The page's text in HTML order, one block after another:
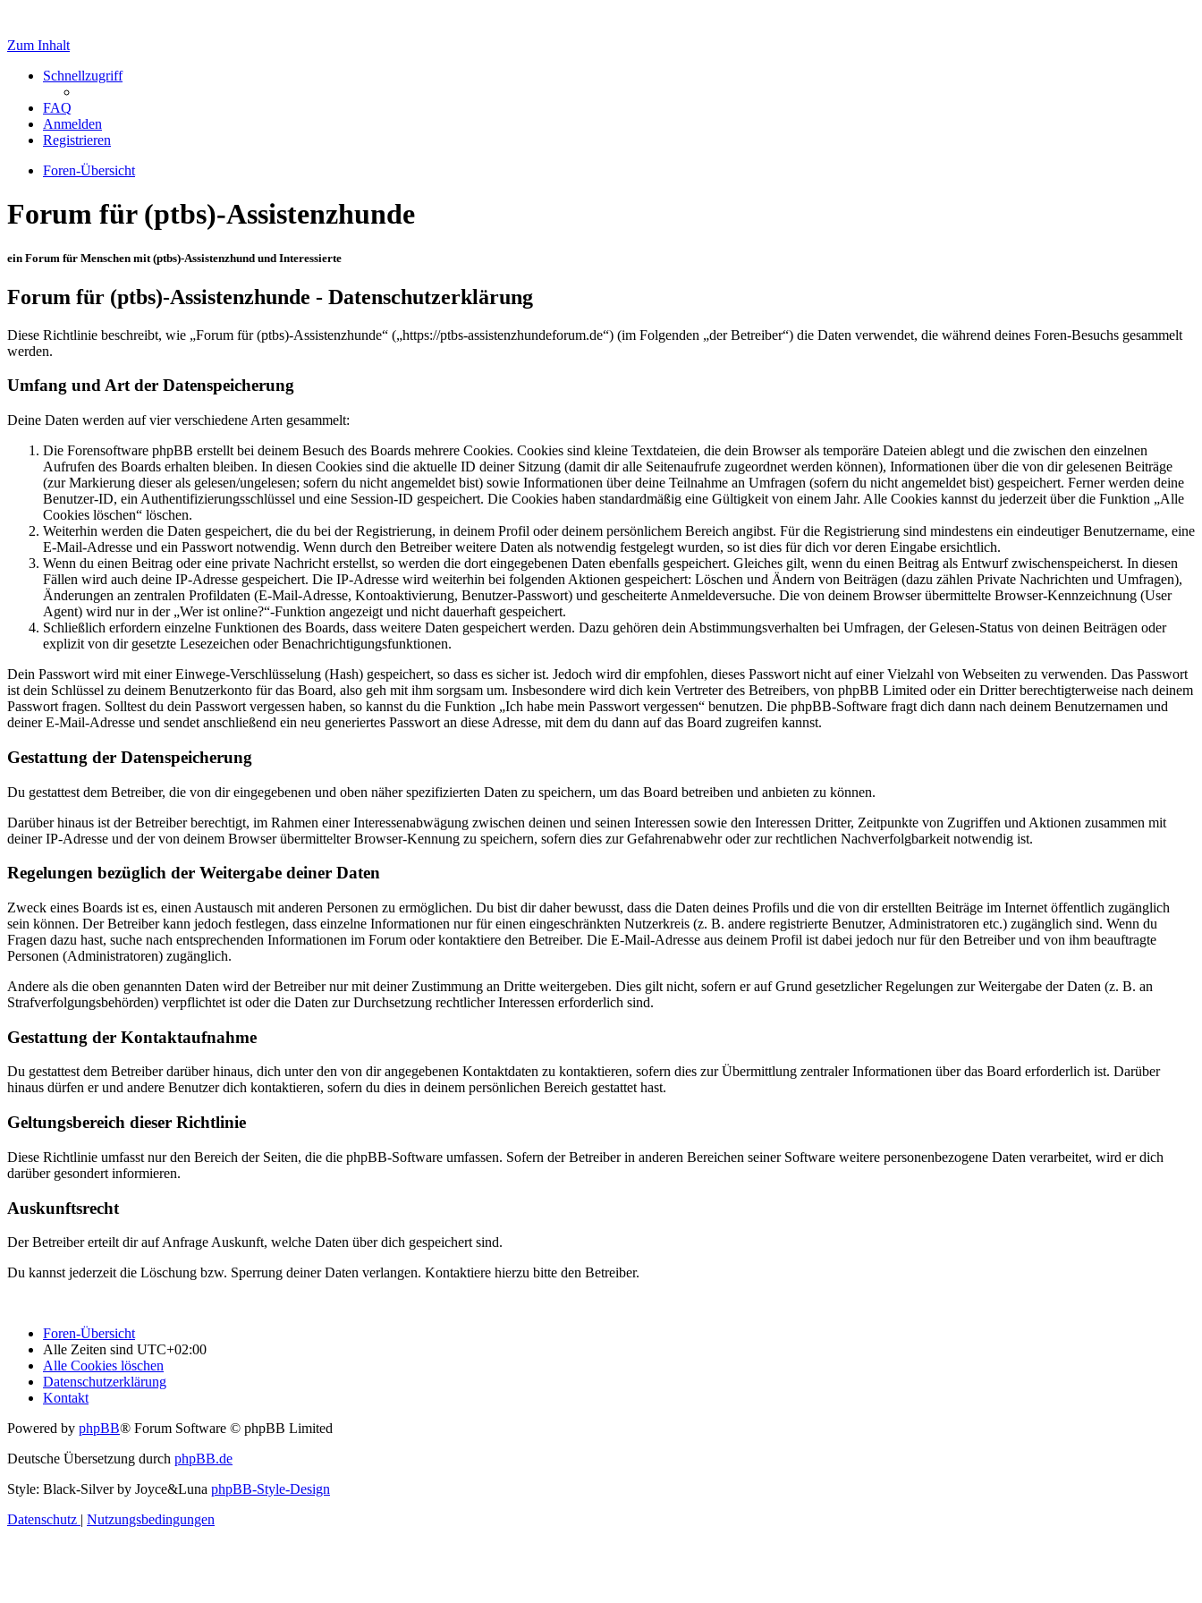
Zum Inhalt
Schnellzugriff
FAQ
Anmelden
Registrieren
Foren-Übersicht
Forum für (ptbs)-Assistenzhunde
ein Forum für Menschen mit (ptbs)-Assistenzhund und Interessierte
Forum für (ptbs)-Assistenzhunde - Datenschutzerklärung
Diese Richtlinie beschreibt, wie „Forum für (ptbs)-Assistenzhunde“ („https://ptbs-assistenzhundeforum.de“) (im Folgenden „der Betreiber“) die Daten verwendet, die während deines Foren-Besuchs gesammelt
werden.
Umfang und Art der Datenspeicherung
Deine Daten werden auf vier verschiedene Arten gesammelt:
Die Forensoftware phpBB erstellt bei deinem Besuch des Boards mehrere Cookies. Cookies sind kleine Textdateien, die dein Browser als temporäre Dateien ablegt und die zwischen den einzelnen
Aufrufen des Boards erhalten bleiben. In diesen Cookies sind die aktuelle ID deiner Sitzung (damit dir alle Seitenaufrufe zugeordnet werden können), Informationen über die von dir gelesenen Beiträge
(zur Markierung dieser als gelesen/ungelesen; sofern du nicht angemeldet bist) sowie Informationen über deine Teilnahme an Umfragen (sofern du nicht angemeldet bist) gespeichert. Ferner werden deine
Benutzer-ID, ein Authentifizierungsschlüssel und eine Session-ID gespeichert. Die Cookies haben standardmäßig eine Gültigkeit von einem Jahr. Alle Cookies kannst du jederzeit über die Funktion „Alle
Cookies löschen“ löschen.
Weiterhin werden die Daten gespeichert, die du bei der Registrierung, in deinem Profil oder deinem persönlichem Bereich angibst. Für die Registrierung sind mindestens ein eindeutiger Benutzername, eine
E-Mail-Adresse und ein Passwort notwendig. Wenn durch den Betreiber weitere Daten als notwendig festgelegt wurden, so ist dies für dich vor deren Eingabe ersichtlich.
Wenn du einen Beitrag oder eine private Nachricht erstellst, so werden die dort eingegebenen Daten ebenfalls gespeichert. Gleiches gilt, wenn du einen Beitrag als Entwurf zwischenspeicherst. In diesen
Fällen wird auch deine IP-Adresse gespeichert. Die IP-Adresse wird weiterhin bei folgenden Aktionen gespeichert: Löschen und Ändern von Beiträgen (dazu zählen Private Nachrichten und Umfragen),
Änderungen an zentralen Profildaten (E-Mail-Adresse, Kontoaktivierung, Benutzer-Passwort) und gescheiterte Anmeldeversuche. Die von deinem Browser übermittelte Browser-Kennzeichnung (User
Agent) wird nur in der „Wer ist online?“-Funktion angezeigt und nicht dauerhaft gespeichert.
Schließlich erfordern einzelne Funktionen des Boards, dass weitere Daten gespeichert werden. Dazu gehören dein Abstimmungsverhalten bei Umfragen, der Gelesen-Status von deinen Beiträgen oder
explizit von dir gesetzte Lesezeichen oder Benachrichtigungsfunktionen.
Dein Passwort wird mit einer Einwege-Verschlüsselung (Hash) gespeichert, so dass es sicher ist. Jedoch wird dir empfohlen, dieses Passwort nicht auf einer Vielzahl von Webseiten zu verwenden. Das Passwort
ist dein Schlüssel zu deinem Benutzerkonto für das Board, also geh mit ihm sorgsam um. Insbesondere wird dich kein Vertreter des Betreibers, von phpBB Limited oder ein Dritter berechtigterweise nach deinem
Passwort fragen. Solltest du dein Passwort vergessen haben, so kannst du die Funktion „Ich habe mein Passwort vergessen“ benutzen. Die phpBB-Software fragt dich dann nach deinem Benutzernamen und
deiner E-Mail-Adresse und sendet anschließend ein neu generiertes Passwort an diese Adresse, mit dem du dann auf das Board zugreifen kannst.
Gestattung der Datenspeicherung
Du gestattest dem Betreiber, die von dir eingegebenen und oben näher spezifizierten Daten zu speichern, um das Board betreiben und anbieten zu können.
Darüber hinaus ist der Betreiber berechtigt, im Rahmen einer Interessenabwägung zwischen deinen und seinen Interessen sowie den Interessen Dritter, Zeitpunkte von Zugriffen und Aktionen zusammen mit
deiner IP-Adresse und der von deinem Browser übermittelter Browser-Kennung zu speichern, sofern dies zur Gefahrenabwehr oder zur rechtlichen Nachverfolgbarkeit notwendig ist.
Regelungen bezüglich der Weitergabe deiner Daten
Zweck eines Boards ist es, einen Austausch mit anderen Personen zu ermöglichen. Du bist dir daher bewusst, dass die Daten deines Profils und die von dir erstellten Beiträge im Internet öffentlich zugänglich
sein können. Der Betreiber kann jedoch festlegen, dass einzelne Informationen nur für einen eingeschränkten Nutzerkreis (z. B. andere registrierte Benutzer, Administratoren etc.) zugänglich sind. Wenn du
Fragen dazu hast, suche nach entsprechenden Informationen im Forum oder kontaktiere den Betreiber. Die E-Mail-Adresse aus deinem Profil ist dabei jedoch nur für den Betreiber und von ihm beauftragte
Personen (Administratoren) zugänglich.
Andere als die oben genannten Daten wird der Betreiber nur mit deiner Zustimmung an Dritte weitergeben. Dies gilt nicht, sofern er auf Grund gesetzlicher Regelungen zur Weitergabe der Daten (z. B. an
Strafverfolgungsbehörden) verpflichtet ist oder die Daten zur Durchsetzung rechtlicher Interessen erforderlich sind.
Gestattung der Kontaktaufnahme
Du gestattest dem Betreiber darüber hinaus, dich unter den von dir angegebenen Kontaktdaten zu kontaktieren, sofern dies zur Übermittlung zentraler Informationen über das Board erforderlich ist. Darüber
hinaus dürfen er und andere Benutzer dich kontaktieren, sofern du dies in deinem persönlichen Bereich gestattet hast.
Geltungsbereich dieser Richtlinie
Diese Richtlinie umfasst nur den Bereich der Seiten, die die phpBB-Software umfassen. Sofern der Betreiber in anderen Bereichen seiner Software weitere personenbezogene Daten verarbeitet, wird er dich
darüber gesondert informieren.
Auskunftsrecht
Der Betreiber erteilt dir auf Anfrage Auskunft, welche Daten über dich gespeichert sind.
Du kannst jederzeit die Löschung bzw. Sperrung deiner Daten verlangen. Kontaktiere hierzu bitte den Betreiber.
Foren-Übersicht
Alle Zeiten sind UTC+02:00
Alle Cookies löschen
Datenschutzerklärung
Kontakt
Powered by phpBB® Forum Software © phpBB Limited
Deutsche Übersetzung durch phpBB.de
Style: Black-Silver by Joyce&Luna phpBB-Style-Design
Datenschutz | Nutzungsbedingungen